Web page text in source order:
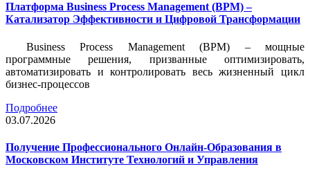
Платформа Business Process Management (BPM) –
Катализатор Эффективности и Цифровой Трансформации
Business Process Management (BPM) – мощные
программные решения, призванные оптимизировать,
автоматизировать и контролировать весь жизненный цикл
бизнес-процессов
Подробнее
03.07.2026
Получение Профессионального Онлайн-Образования в
Московском Институте Технологий и Управления